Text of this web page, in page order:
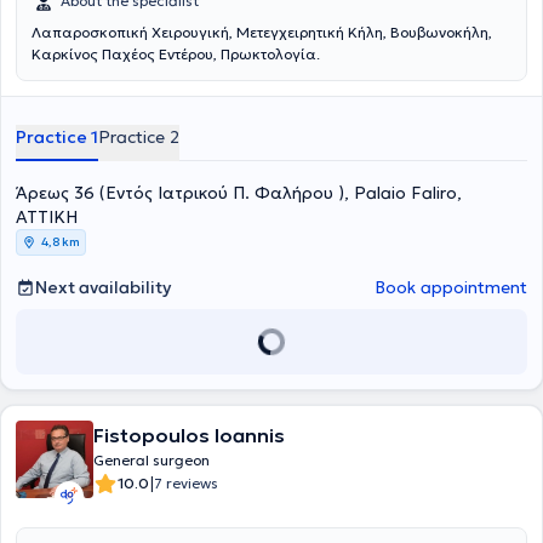
Λαπαροσκοπική Χειρουγική, Μετεγχειρητική Κήλη, Βουβωνοκήλη,
Καρκίνος Παχέος Εντέρου, Πρωκτολογία.
Practice 1Practice 2
Άρεως 36 (Εντός Ιατρικού Π. Φαλήρου ), Palaio Faliro,
ΑΤΤΙΚΗ
4,8 km
Next availability Book appointment
Fistopoulos Ioannis
General surgeon
10.0|7 reviews